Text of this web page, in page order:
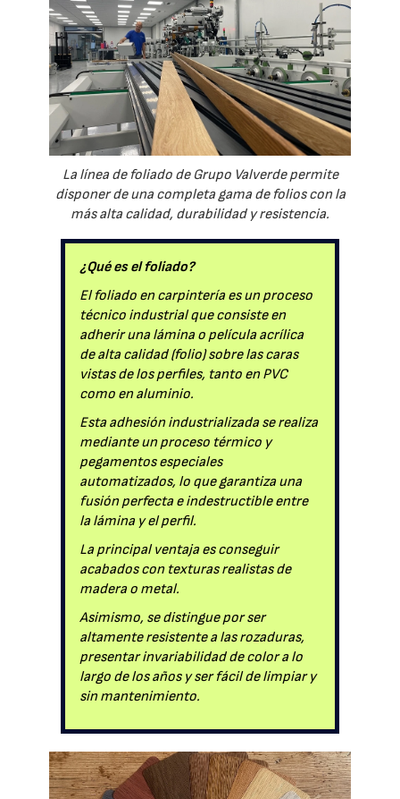
La línea de foliado de Grupo Valverde permite
disponer de una completa gama de folios con la
más alta calidad, durabilidad y resistencia.
¿Qué es el foliado?
El foliado en carpintería es un proceso
técnico industrial que consiste en
adherir una lámina o película acrílica
de alta calidad (folio) sobre las caras
vistas de los perfiles, tanto en PVC
como en aluminio.
Esta adhesión industrializada se realiza
mediante un proceso térmico y
pegamentos especiales
automatizados, lo que garantiza una
fusión perfecta e indestructible entre
la lámina y el perfil.
La principal ventaja es conseguir
acabados con texturas realistas de
madera o metal.
Asimismo, se distingue por ser
altamente resistente a las rozaduras,
presentar invariabilidad de color a lo
largo de los años y ser fácil de limpiar y
sin mantenimiento.